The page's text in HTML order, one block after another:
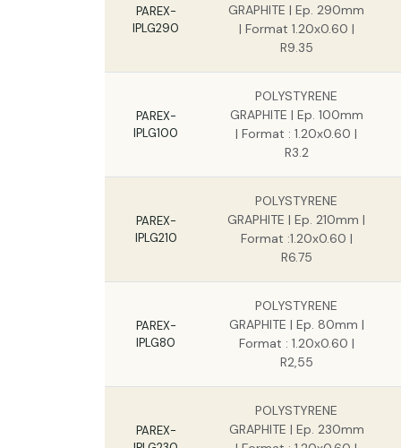
PAREX-
IPLG290
GRAPHITE | Ep. 290mm
| Format 1.20x0.60 |
R9.35
PAREX-
IPLG100
POLYSTYRENE
GRAPHITE | Ep. 100mm
| Format : 1.20x0.60 |
R3.2
PAREX-
IPLG210
POLYSTYRENE
GRAPHITE | Ep. 210mm |
Format :1.20x0.60 |
R6.75
PAREX-
IPLG80
POLYSTYRENE
GRAPHITE | Ep. 80mm |
Format : 1.20x0.60 |
R2,55
PAREX-
POLYSTYRENE
GRAPHITE | Ep. 230mm